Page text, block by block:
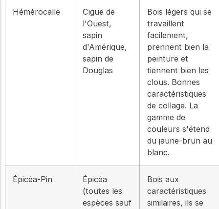
Hémérocalle
Ciguë de
l'Ouest,
sapin
d'Amérique,
sapin de
Douglas
Bois légers qui se
travaillent
facilement,
prennent bien la
peinture et
tiennent bien les
clous. Bonnes
caractéristiques
de collage. La
gamme de
couleurs s'étend
du jaune-brun au
blanc.
Épicéa-Pin
Épicéa
(toutes les
espèces sauf
Bois aux
caractéristiques
similaires, ils se